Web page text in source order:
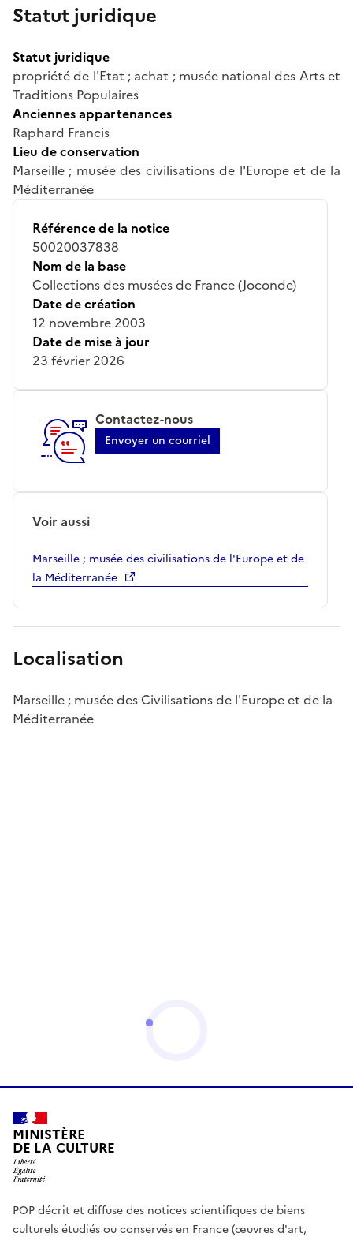
Statut juridique
Statut juridique
propriété de l'Etat ; achat ; musée national des Arts et
Traditions Populaires
Anciennes appartenances
Raphard Francis
Lieu de conservation
Marseille ; musée des civilisations de l'Europe et de la
Méditerranée
Référence de la notice
50020037838
Nom de la base
Collections des musées de France (Joconde)
Date de création
12 novembre 2003
Date de mise à jour
23 février 2026
Contactez-nous
Envoyer un courriel
Voir aussi
Marseille ; musée des civilisations de l'Europe et de
la Méditerranée
Localisation
Marseille ; musée des Civilisations de l'Europe et de la
Méditerranée
MINISTÈRE
DE LA CULTURE
POP décrit et diffuse des notices scientifiques de biens
culturels étudiés ou conservés en France (œuvres d'art,